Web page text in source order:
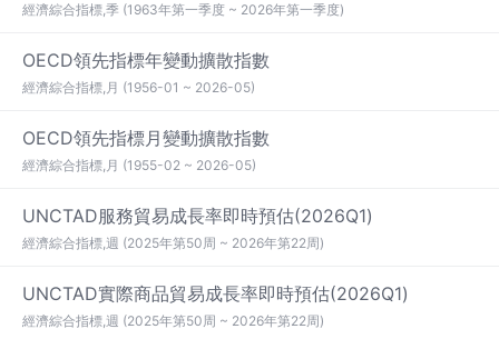
經濟綜合指標,季 (1963年第一季度 ~ 2026年第一季度)
OECD領先指標年變動擴散指數
經濟綜合指標,月 (1956-01 ~ 2026-05)
OECD領先指標月變動擴散指數
經濟綜合指標,月 (1955-02 ~ 2026-05)
UNCTAD服務貿易成長率即時預估(2026Q1)
經濟綜合指標,週 (2025年第50周 ~ 2026年第22周)
UNCTAD實際商品貿易成長率即時預估(2026Q1)
經濟綜合指標,週 (2025年第50周 ~ 2026年第22周)